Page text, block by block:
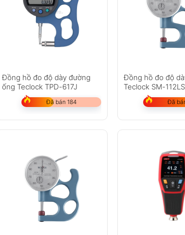
Đồng hồ đo độ dày đường
ống Teclock TPD-617J
Đã bán 184
Đồng hồ đo độ
Teclock SM-112LS
Đã